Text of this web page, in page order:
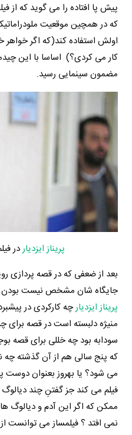
پیش پا افتاده را می گوید که
که در همچین موقعیت
اولش استفاده کند(که اگر
کار می کردی؟) اساسا با این
مضمون سینمایی رسید.
پریناز ایزدیاردر
بعد از ضعفی که در قصه پردازی
جایگاه شان مشخص نیست بودن
پریناز ایزدیارچه کارکردی در
منیژه دلبسته است در قصه
سودابه بود چه خللی برای قصه
که پنج سالی هم از آن گذشته
می شود؟ یا بهروز بعنوان
فیلم می کند جز گفتنِ چند
ممکن که اگر این آدم و
نمی افتد ؟ فیلمساز می توانست